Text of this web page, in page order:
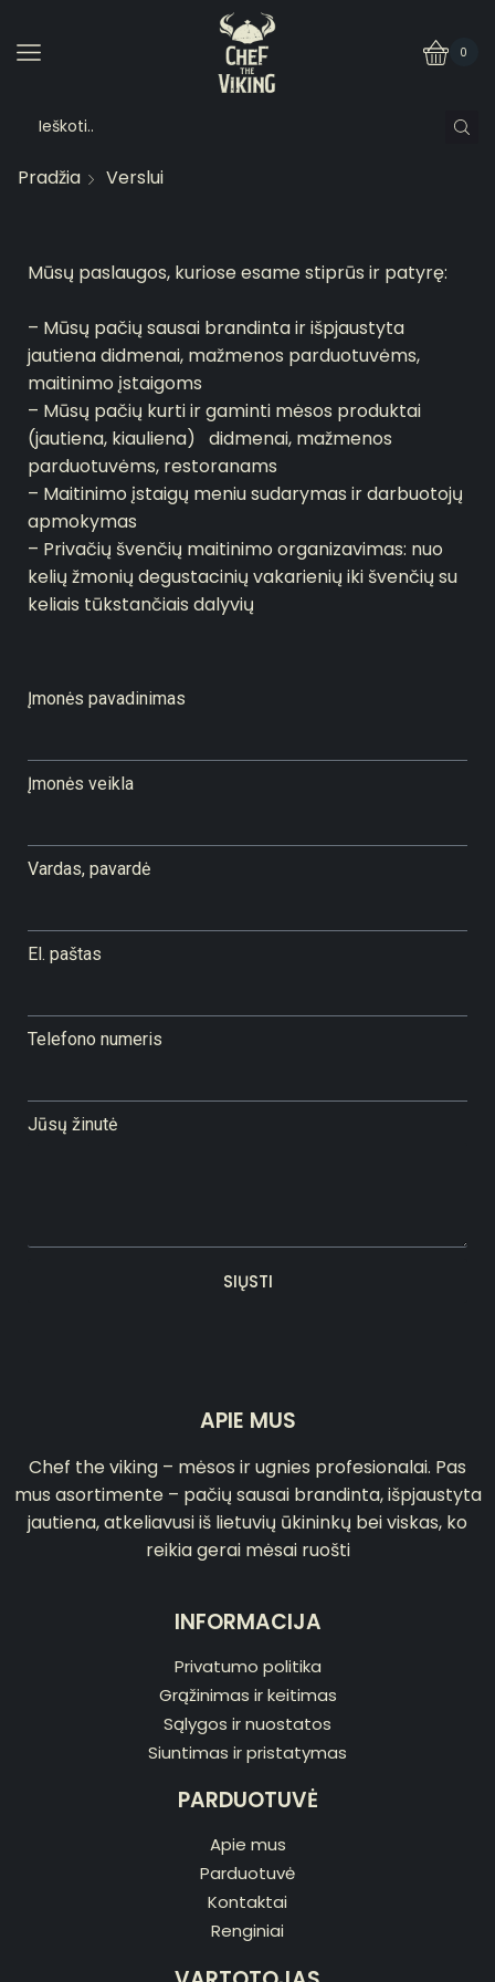
0
Pradžia Verslui
Mūsų paslaugos, kuriose esame stiprūs ir patyrę:
– Mūsų pačių sausai brandinta ir išpjaustyta
jautiena didmenai, mažmenos parduotuvėms,
maitinimo įstaigoms
– Mūsų pačių kurti ir gaminti mėsos produktai
(jautiena, kiauliena) didmenai, mažmenos
parduotuvėms, restoranams
– Maitinimo įstaigų meniu sudarymas ir darbuotojų
apmokymas
– Privačių švenčių maitinimo organizavimas: nuo
kelių žmonių degustacinių vakarienių iki švenčių su
keliais tūkstančiais dalyvių
Įmonės pavadinimas
Įmonės veikla
Vardas, pavardė
El. paštas
Telefono numeris
Jūsų žinutė
SIŲSTI
APIE MUS
Chef the viking – mėsos ir ugnies profesionalai. Pas
mus asortimente – pačių sausai brandinta, išpjaustyta
jautiena, atkeliavusi iš lietuvių ūkininkų bei viskas, ko
reikia gerai mėsai ruošti
INFORMACIJA
Privatumo politika
Grąžinimas ir keitimas
Sąlygos ir nuostatos
Siuntimas ir pristatymas
PARDUOTUVĖ
Apie mus
Parduotuvė
Kontaktai
Renginiai